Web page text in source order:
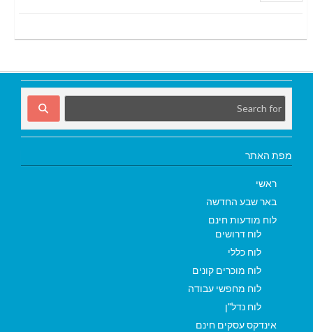
מפת האתר
ראשי
באר שבע החדשה
לוח מודעות חינם
לוח דרושים
לוח כללי
לוח מוכרים קונים
לוח מחפשי עבודה
לוח נדל"ן
אינדקס עסקים חינם